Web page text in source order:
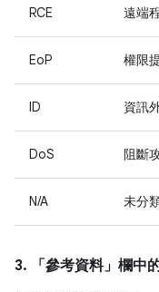
RCE 遠端
EoP 權限
ID 資訊
DoS 阻斷
N/A 未分
3. 「參考資料」 欄中